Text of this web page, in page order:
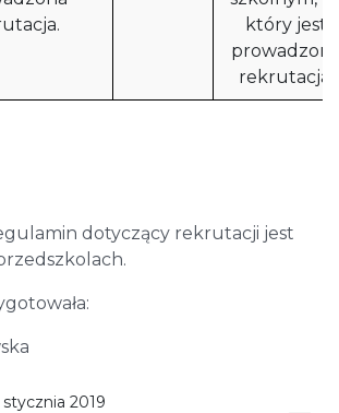
który jest
rekrutacja.
dotyczący rekrutacji jest
stycznia 2019